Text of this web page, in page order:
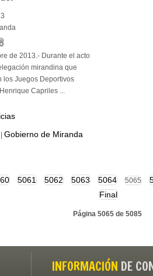
de 2013.- Durante el acto
mirandina que
los Juegos Deportivos
Capriles ...
Gobierno de Miranda
5061 5062 5063 5064 5065
Final
Página 5065 de 5085
INFORMACIÓN DE